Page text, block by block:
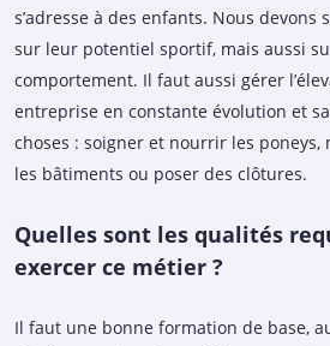
s’adresse à des enfants. Nous
sur leur potentiel sportif, mais aussi
comportement. Il faut aussi gérer
entreprise en constante évolution et
choses : soigner et nourrir les
les bâtiments ou poser des clôtures.
Quelles sont les qualités
exercer ce métier ?
Il faut une bonne formation de base,